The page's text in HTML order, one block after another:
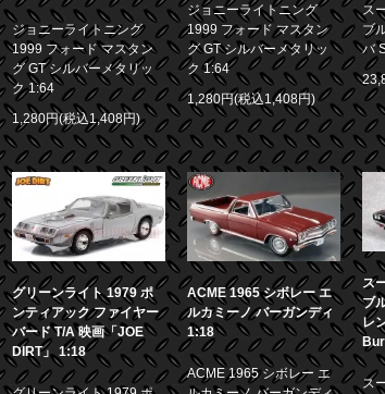
ジョニーライトニング
1999 フォード マスタン
グ GT シルバーメタリッ
ク 1:64
1,280円(税込1,408円)
ジョニーライトニング
1999 フォード マスタン
グ GT シルバーメタリッ
ク 1:64
1,280円(税込1,408円)
ス
ブ
バ
グリーンライト 1979 ポ
ンティアック ファイヤー
バード T/A 映画「JOE
DIRT」 1:18
ACME 1965 シボレー エ
ルカミーノ バーガンディ
1:18
ACME 1965 シボレー エ
ス
ブ
レ
ス